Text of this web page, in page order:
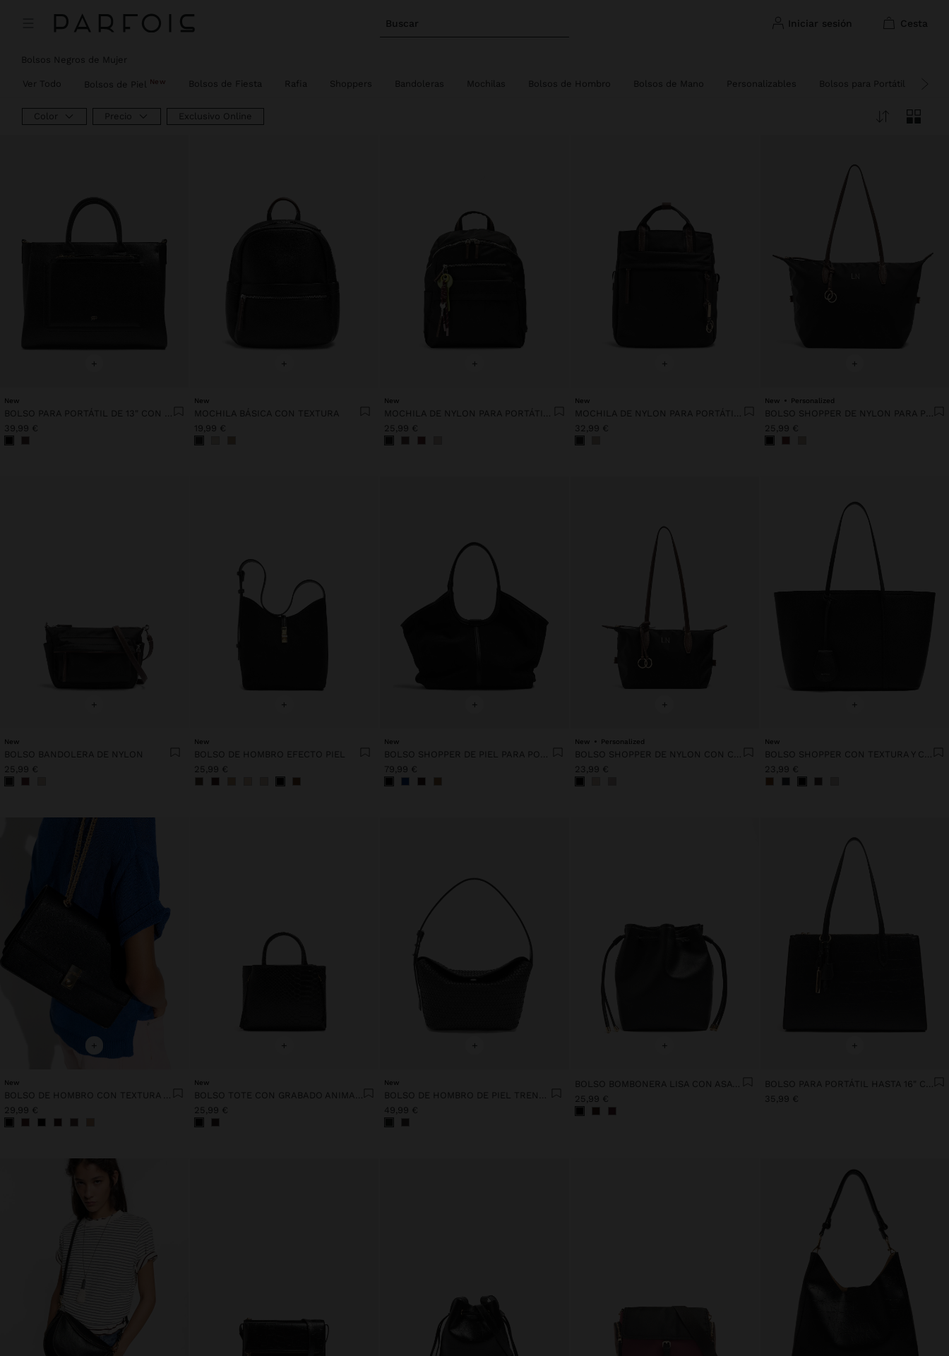
Buscar iniciar sesión cesta
Bolsos Negros de Mujer
Ver Todo Bolsos de Piel New Bolsos de Fiesta Rafia Shoppers Bandoleras Mochilas Bolsos de Hombro Bolsos de Mano Personalizables Bolsos para Portátil
Color Precio Exclusivo Online
+
New
39,99 €
+
New
MOCHILA BÁSICA CON TEXTURA
19,99 €
+
New
25,99 €
+
New
32,99 €
+
New Personalized
25,99 €
+
New
BOLSO BANDOLERA DE NYLON
25,99 €
+
New
BOLSO DE HOMBRO EFECTO PIEL
25,99 €
+
New
79,99 €
+
New Personalized
23,99 €
+
New
23,99 €
+
New
29,99 €
+
New
25,99 €
+
New
49,99 €
+
25,99 €
+
35,99 €